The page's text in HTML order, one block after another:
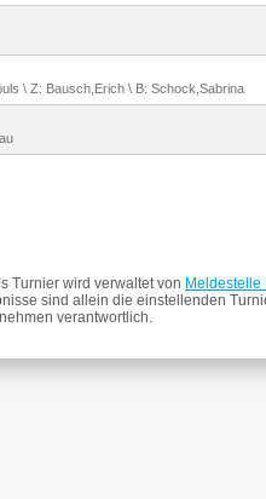
\ Z: Bausch,Erich \ B: Schock,Sabrina
Turnier wird verwaltet von Meldestelle
sind allein die einstellenden
verantwortlich.